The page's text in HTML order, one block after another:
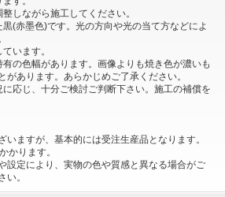
しながら施工してください。
(赤墨色)です。光の方向や光の当て方などによ
ています。
の色幅があります。画像よりも焼き色が濃いも
があります。あらかじめご了承ください。
応じ、十分ご検討ご判断下さい。施工の補償を
いますが、基本的には受注生産品となります。
かります。
設定により、実物の色や質感と異なる場合がご
い。